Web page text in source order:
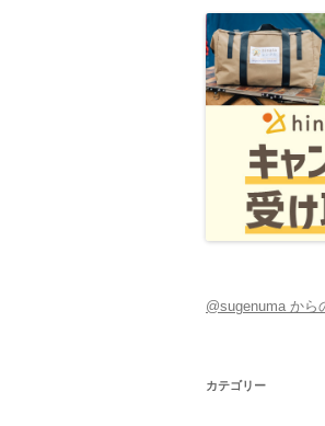
@sugenuma から
カテゴリー